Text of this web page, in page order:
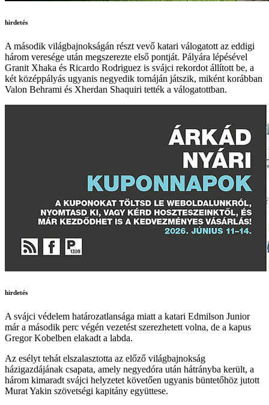
hirdetés
A második világbajnokságán részt vevő katari válogatott az eddigi
három veresége után megszerezte első pontját. Pályára lépésével
Granit Xhaka és Ricardo Rodriguez is svájci rekordot állított be, a
két középpályás ugyanis negyedik tornáján játszik, miként korábban
Valon Behrami és Xherdan Shaquiri tették a válogatottban.
hirdetés
A svájci védelem határozatlansága miatt a katari Edmilson Junior
már a második perc végén vezetést szerezhetett volna, de a kapus
Gregor Kobelben elakadt a labda.
Az esélyt tehát elszalasztotta az előző világbajnokság
házigazdájának csapata, amely negyedóra után hátrányba került, a
három kimaradt svájci helyzetet követően ugyanis büntetőhöz jutott
Murat Yakin szövetségi kapitány együttese.